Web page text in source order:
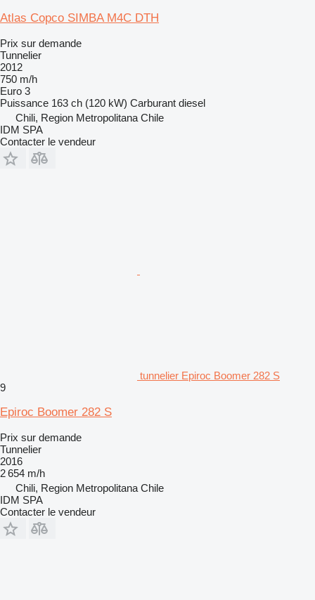
Atlas Copco SIMBA M4C DTH
Prix sur demande
Tunnelier
2012
750 m/h
Euro 3
Puissance 163 ch (120 kW) Carburant diesel
Chili, Region Metropolitana Chile
IDM SPA
Contacter le vendeur
tunnelier Epiroc Boomer 282 S
9
Epiroc Boomer 282 S
Prix sur demande
Tunnelier
2016
2 654 m/h
Chili, Region Metropolitana Chile
IDM SPA
Contacter le vendeur